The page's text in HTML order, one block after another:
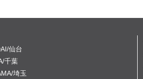
仙台
千葉
埼玉